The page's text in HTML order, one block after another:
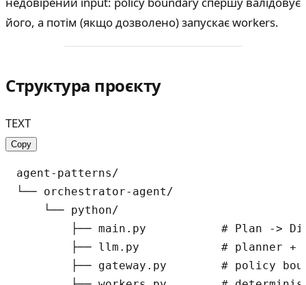
його, а потім (якщо дозволено) запускає workers.
Структура проєкту
TEXT
Copy
agent-patterns/
└── orchestrator-agent/
    └── python/
├── main.py           # Plan ->
├── llm.py            # planner +
├── gateway.py        # policy